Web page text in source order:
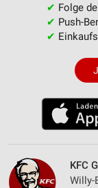
✔ Folge
✔ Push-
✔
KFC
Willy-